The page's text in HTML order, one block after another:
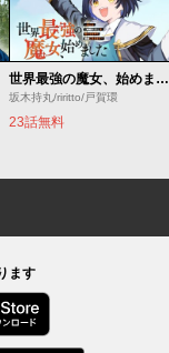
世界最強の魔女、始めました ～私だけ『攻略サイト』を見れる世界で自由に生きます～
坂木持丸/riritto/戸賀環
23話無料
ます